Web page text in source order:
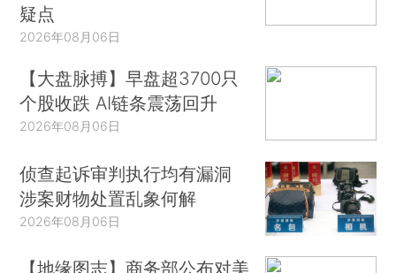
疑点
2026年08月06日
【大盘脉搏】早盘超3700只
个股收跌 AI链条震荡回升
2026年08月06日
侦查起诉审判执行均有漏洞
涉案财物处置乱象何解
2026年08月06日
【地缘图志】商务部公布对美